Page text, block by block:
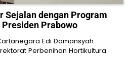
Sejalan dengan Program
Prabowo
Edi Damansyah
Perbenihan Hortikultura